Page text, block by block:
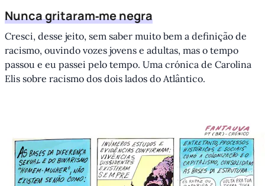
Nunca gritaram‑me negra
Cresci, desse jeito, sem saber muito bem a definição de
racismo, ouvindo vozes jovens e adultas, mas o tempo
passou e eu passei pelo tempo. Uma crónica de Carolina
Elis sobre racismo dos dois lados do Atlântico.